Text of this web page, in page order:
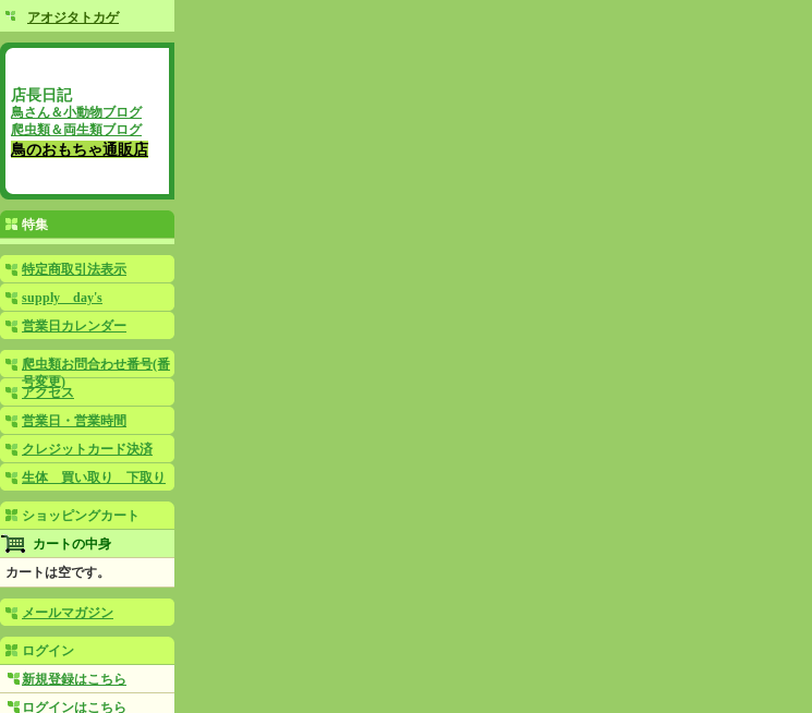
アオジタトカゲ
店長日記
鳥さん＆小動物ブログ
爬虫類＆両生類ブログ
鳥のおもちゃ通販店
特集
特定商取引法表示
supply day's
営業日カレンダー
爬虫類お問合わせ番号(番
号変更)
アクセス
営業日・営業時間
クレジットカード決済
生体 買い取り 下取り
ショッピングカート
カートの中身
カートは空です。
メールマガジン
ログイン
新規登録はこちら
ログインはこちら